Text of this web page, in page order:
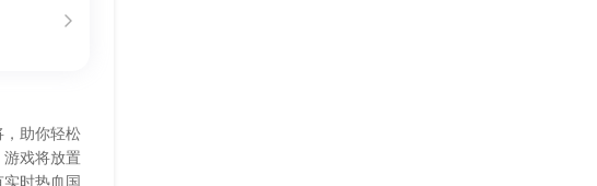
助你轻松
戏将放置
时热血国